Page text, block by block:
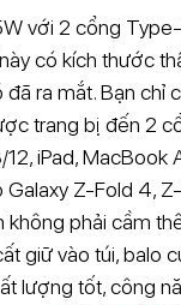
với 2 cổng
có kích thước
ra mắt. Bạn chỉ
trang bị đến 2
iPad,
Z-Fold 4,
phải cầm
giữ vào túi, balo
lượng tốt, công